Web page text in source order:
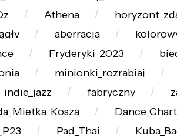
Athena
aberracja
Fryderyki_2023
minionki_rozrabiaj
indie_jazz fabryczny
Pad_Thai